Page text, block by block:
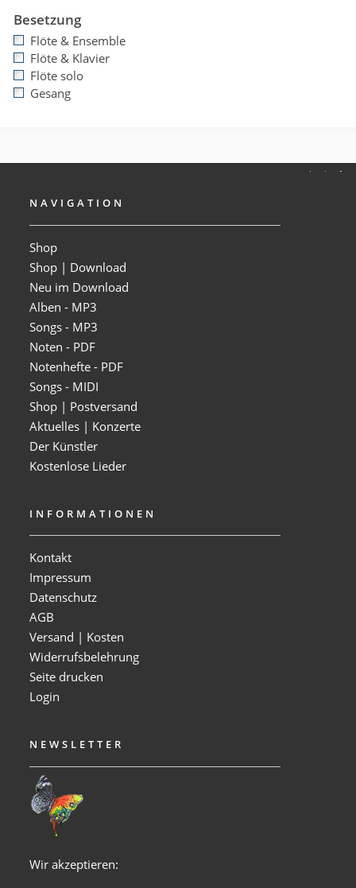
Besetzung
Flöte & Ensemble
Flöte & Klavier
Flöte solo
Gesang
NAVIGATION
Shop
Shop | Download
Neu im Download
Alben - MP3
Songs - MP3
Noten - PDF
Notenhefte - PDF
Songs - MIDI
Shop | Postversand
Aktuelles | Konzerte
Der Künstler
Kostenlose Lieder
INFORMATIONEN
Kontakt
Impressum
Datenschutz
AGB
Versand | Kosten
Widerrufsbelehrung
Seite drucken
Login
NEWSLETTER
Wir akzeptieren: